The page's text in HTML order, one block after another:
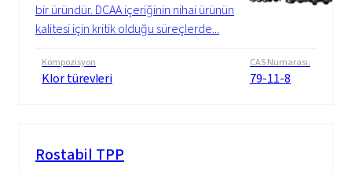
bir üründür. DCAA içeriğinin nihai ürünün
kalitesi için kritik olduğu süreçlerde...
Kompozisyon
Klor türevleri
CAS Numarası.
79-11-8
Rostabil TPP